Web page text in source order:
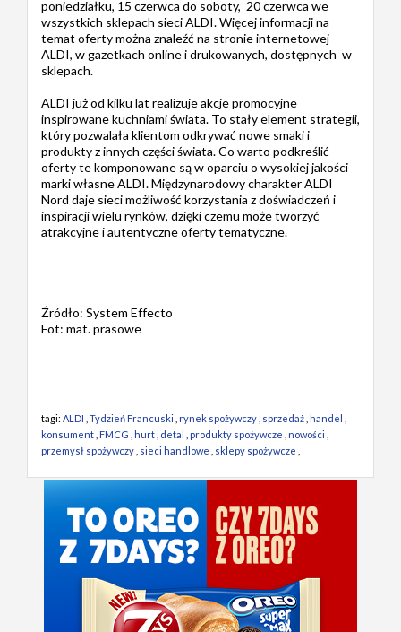
poniedziałku, 15 czerwca do soboty, 20 czerwca we
wszystkich sklepach sieci ALDI. Więcej informacji na
temat oferty można znaleźć na stronie internetowej
ALDI, w gazetkach online i drukowanych, dostępnych w
sklepach.
ALDI już od kilku lat realizuje akcje promocyjne
inspirowane kuchniami świata. To stały element strategii,
który pozwalała klientom odkrywać nowe smaki i
produkty z innych części świata. Co warto podkreślić -
oferty te komponowane są w oparciu o wysokiej jakości
marki własne ALDI. Międzynarodowy charakter ALDI
Nord daje sieci możliwość korzystania z doświadczeń i
inspiracji wielu rynków, dzięki czemu może tworzyć
atrakcyjne i autentyczne oferty tematyczne.
Źródło: System Effecto
Fot: mat. prasowe
tagi: ALDI Tydzień Francuski rynek spożywczy sprzedaż handel
konsument FMCG hurt detal produkty spożywcze nowości
przemysł spożywczy sieci handlowe sklepy spożywcze